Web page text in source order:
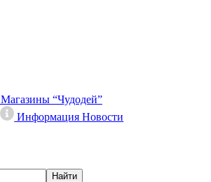
Магазины “Чудодей”
ИнформацияНовости
Найти